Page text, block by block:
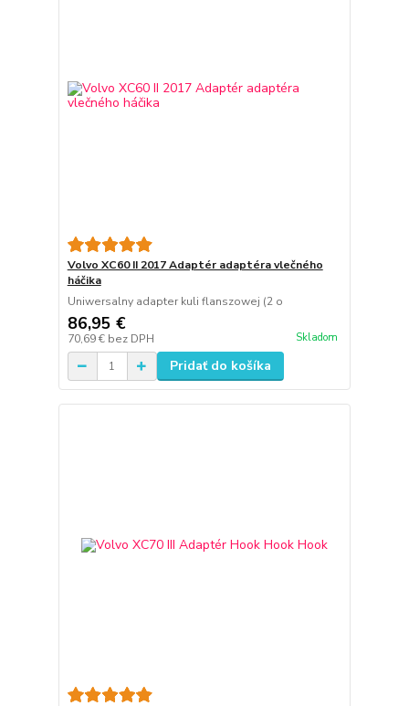
Volvo XC60 II 2017 Adaptér adaptéra vlečného
háčika
Uniwersalny adapter kuli flanszowej (2 o
86,95 €
70,69 € bez DPH Skladom
Pridať do košíka